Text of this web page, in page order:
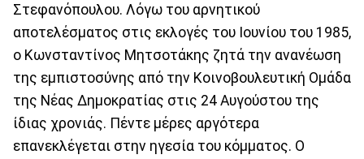
Στεφανόπουλου. Λόγω του αρνητικού
αποτελέσματος στις εκλογές του Ιουνίου του 1985,
ο Κωνσταντίνος Μητσοτάκης ζητά την ανανέωση
της εμπιστοσύνης από την Κοινοβουλευτική Ομάδα
της Νέας Δημοκρατίας στις 24 Αυγούστου της
ίδιας χρονιάς. Πέντε μέρες αργότερα
επανεκλέγεται στην ηγεσία του κόμματος. Ο